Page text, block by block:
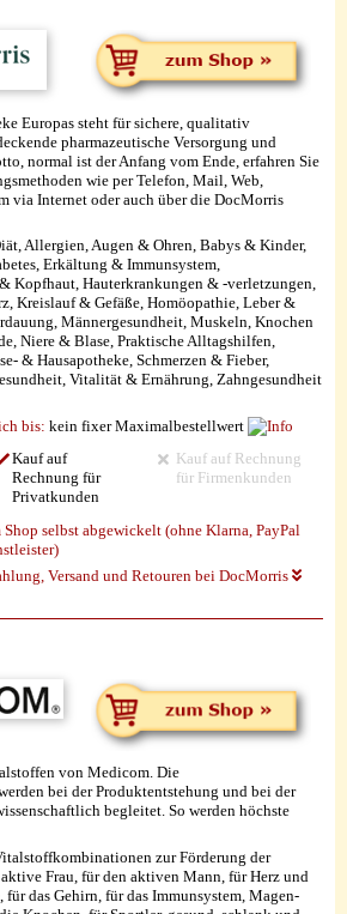
Europas steht für sichere, qualitativ
pharmazeutische Versorgung und
normal ist der Anfang vom Ende, erfahren Sie
wie per Telefon, Mail, Web,
via Internet oder auch über die DocMorris
Allergien, Augen & Ohren, Babys & Kinder,
Erkältung & Immunsystem,
Kopfhaut, Hauterkrankungen & -verletzungen,
Kreislauf & Gefäße, Homöopathie, Leber &
Männergesundheit, Muskeln, Knochen
Niere & Blase, Praktische Alltagshilfen,
& Hausapotheke, Schmerzen & Fieber,
Vitalität & Ernährung, Zahngesundheit
bis: kein fixer Maximalbestellwert
Kauf auf
Rechnung für
Privatkunden
Kauf auf Rechnung
für Firmenkunden
selbst abgewickelt (ohne Klarna, PayPal
Versand und Retouren bei DocMorris
von Medicom. Die
bei der Produktentstehung und bei der
begleitet. So werden höchste
zur Förderung der
Frau, für den aktiven Mann, für Herz und
das Gehirn, für das Immunsystem, Magen-